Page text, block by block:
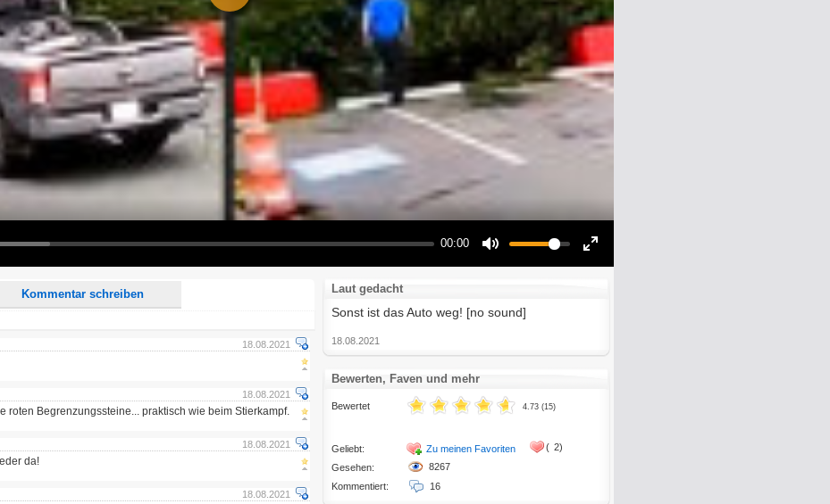
00:00
Play
Kommentar schreiben
und <i> werden aus Deinem Kommentar entfernt.
Bitte verwende "www." oder "http://" in URLs
auf dieser Seite weitere Kommentare erscheinen.
18.08.2021
18.08.2021
roten Begrenzungssteine... praktisch wie beim Stierkampf.
18.08.2021
da!
18.08.2021
Laut gedacht
Sonst ist das Auto weg! [no sound]
18.08.2021
Bewerten, Faven und mehr
Bewertet
Geliebt:
Gesehen:
Kommentiert:
4.73 (15)
Zu meinen Favoriten
8267
16
( 2)